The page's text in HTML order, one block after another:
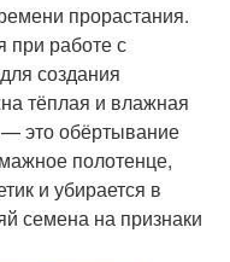
прорастания.
при работе с
создания
тёплая и влажная
это обёртывание
полотенце,
и убирается в
семена на признаки